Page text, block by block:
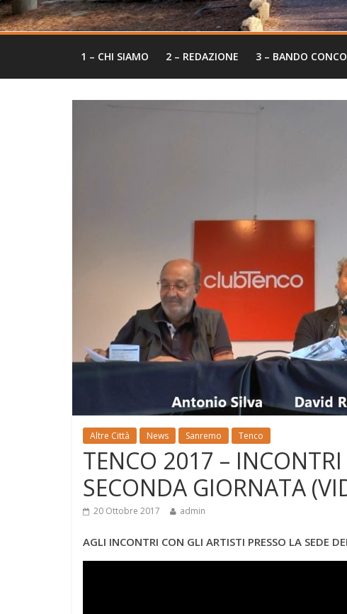
1 – CHI SIAMO 2 – REDAZIONE 3 – BANDO
Altre Città News Sanremo Tenco
TENCO 2017 –
SECONDA GIORNATA
20 Ottobre 2017 admin
AGLI INCONTRI CON GLI ARTISTI PRESSO LA SEDE